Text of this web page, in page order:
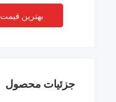
بهترین قیمت
جزئیات محصول